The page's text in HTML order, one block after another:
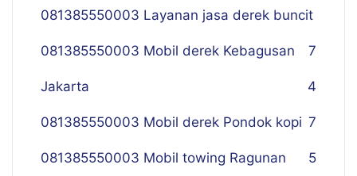
081385550003 Layanan jasa derek buncit
7
081385550003 Mobil derek Kebagusan
Jakarta 4
081385550003 Mobil derek Pondok kopi 7
081385550003 Mobil towing Ragunan 5